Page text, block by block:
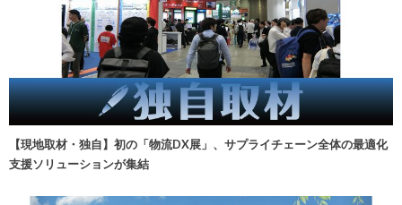
【現地取材・独自】初の「物流DX展」、サプライチェーン全体の最適化
支援ソリューションが集結